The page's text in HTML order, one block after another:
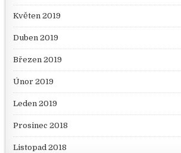
Květen 2019
Duben 2019
Březen 2019
Únor 2019
Leden 2019
Prosinec 2018
Listopad 2018